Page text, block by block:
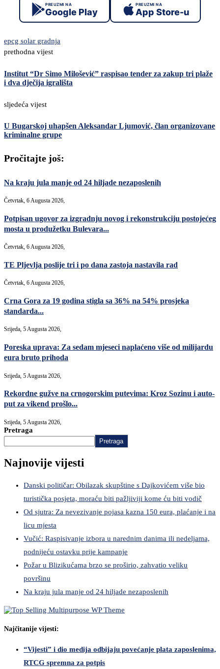
PREUZMI NA
Google Play
PREUZMI NA
App Store-u
epcg solar gradnja
prethodna vijest
Institut “Dr Simo Milošević” raspisao tender za zakup tri plaže
i dva dječija igrališta
sljedeća vijest
U Bugarskoj uhapšen Aleksandar Ljumović, član organizovane
kriminalne grupe
Pročitajte još:
Na kraju jula manje od 24 hiljade nezaposlenih
Četvrtak, 6 Augusta 2026,
Potpisan ugovor za izgradnju novog i rekonstrukciju postojećeg
mosta u produžetku Bulevara...
Četvrtak, 6 Augusta 2026,
TE Pljevlja poslije tri i po dana zastoja nastavila rad
Četvrtak, 6 Augusta 2026,
Crna Gora za 19 godina stigla sa 36% na 54% prosjeka
standarda...
Srijeda, 5 Augusta 2026,
Poreska uprava: Za sedam mjeseci naplaćeno više od milijardu
eura bruto prihoda
Srijeda, 5 Augusta 2026,
Rekordne gužve na crnogorskim putevima: Kroz Sozinu i auto-
put za vikend prošlo...
Srijeda, 5 Augusta 2026,
Pretraga
Pretraga
Najnovije vijesti
Danski političar: Obilazak skupštine s Dajkovićem više bio
turistička posjeta, moraću biti pažljiviji kome ću biti vodič
Od sjutra: Za nevezivanje pojasa kazna 150 eura, plaćanje i na
licu mjesta
Vučić: Raspisivanje izbora u narednim danima ili nedeljama,
podnijeću ostavku prije kampanje
Požar u Blizikućama brzo se proširio, zahvatio veliku
površinu
Na kraju jula manje od 24 hiljade nezaposlenih
Najčitanije vijesti:
“Vijesti” i dio medija odbijaju povećanje plata zaposlenima,
RTCG spremna za potpis